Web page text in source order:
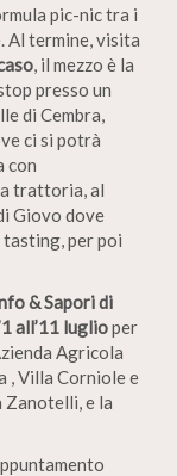
pic-nic tra i
Al termine, visita
, il mezzo è la
presso un
di Cembra,
ci si potrà
con
trattoria, al
Giovo dove
tasting, per poi
& Sapori di
all’11 luglioper
Agricola
, Villa Corniole e
Zanotelli, e la